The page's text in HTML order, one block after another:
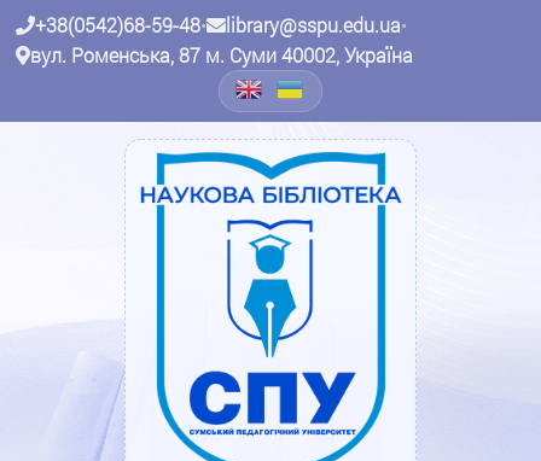
+38(0542)68-59-48• library@sspu.edu.ua•
вул. Роменська, 87 м. Суми 40002, Україна